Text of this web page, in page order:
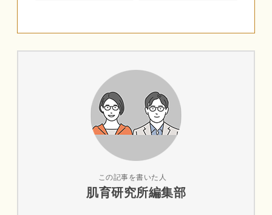
この記事を書いた人
肌育研究所編集部